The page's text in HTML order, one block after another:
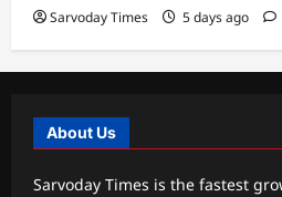
Sarvoday Times 5 days ago
About Us
Sarvoday Times is the fastest